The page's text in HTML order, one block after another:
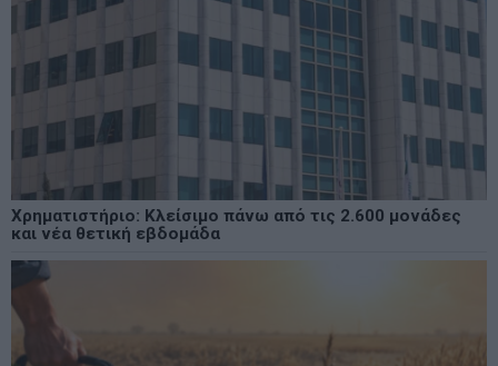
Χρηματιστήριο: Κλείσιμο πάνω από τις 2.600 μονάδες
και νέα θετική εβδομάδα